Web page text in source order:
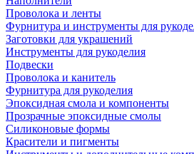
Проволока и ленты
Фурнитура и инструменты для
Заготовки для украшений
Инструменты для рукоделия
Подвески
Проволока и канитель
Фурнитура для рукоделия
Эпоксидная смола и компоненты
Прозрачные эпоксидные смолы
Силиконовые формы
Красители и пигменты